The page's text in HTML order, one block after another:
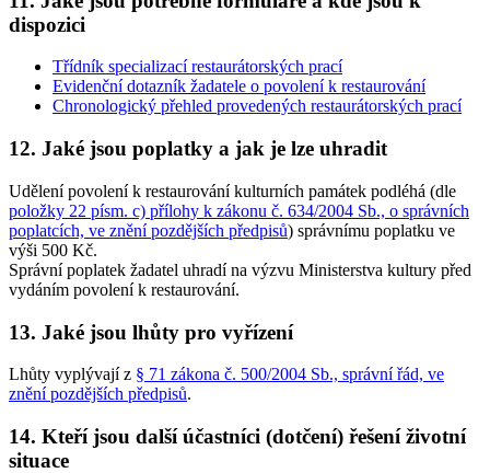
dispozici
Třídník specializací restaurátorských prací
Evidenční dotazník žadatele o povolení k restaurování
Chronologický přehled provedených restaurátorských prací
12. Jaké jsou poplatky a jak je lze uhradit
Udělení povolení k restaurování kulturních památek podléhá (dle
položky 22 písm. c) přílohy k zákonu č. 634/2004 Sb., o správních
poplatcích, ve znění pozdějších předpisů) správnímu poplatku ve
výši 500 Kč.
Správní poplatek žadatel uhradí na výzvu Ministerstva kultury před
vydáním povolení k restaurování.
13. Jaké jsou lhůty pro vyřízení
Lhůty vyplývají z § 71 zákona č. 500/2004 Sb., správní řád, ve
znění pozdějších předpisů.
14. Kteří jsou další účastníci (dotčení) řešení životní
situace